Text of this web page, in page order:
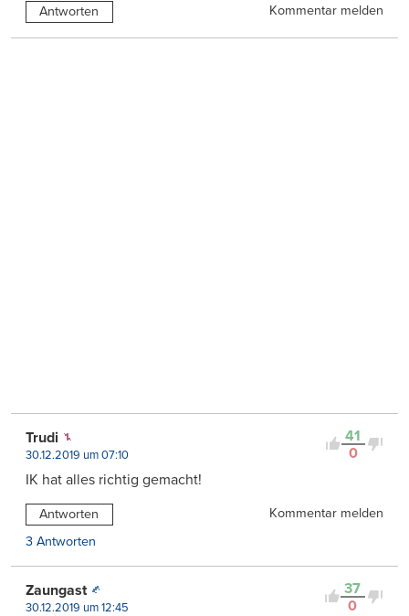
Antworten Kommentar melden
41
0
Trudi
30.12.2019 um 07:10
IK hat alles richtig gemacht!
Antworten
Kommentar melden
3 Antworten
37
0
Zaungast
30.12.2019 um 12:45